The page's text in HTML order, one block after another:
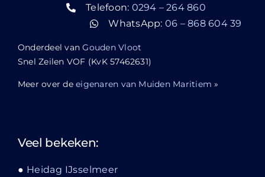
Telefoon: 0294 – 264 860
WhatsApp: 06 – 868 604 39
Onderdeel vanGouden Vloot
Snel Zeilen VOF (KvK 57462631)
Meer over deeigenaren van Muiden Maritiem »
Veel bekeken:
Heidag IJsselmeer